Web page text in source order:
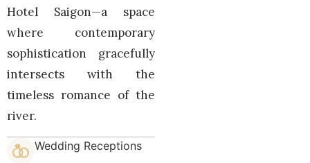
Hotel Saigon—a space
where contemporary
sophistication gracefully
intersects with the
timeless romance of the
river.
Wedding Receptions